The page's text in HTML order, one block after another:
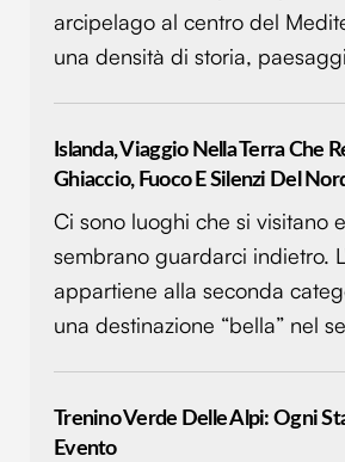
arcipelago al centro del
una densità di storia,
Islanda, Viaggio Nella Terra Che
Ghiaccio, Fuoco E Silenzi Del
Ci sono luoghi che si visitano
sembrano guardarci indietro.
appartiene alla seconda
una destinazione “bella” nel
Trenino Verde Delle Alpi: Ogni
Evento